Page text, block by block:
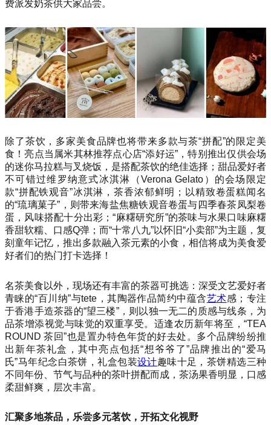
费派发奶茶供大家品尝。
除了茶饮，多家美食品牌也将带来多款与茶“拼配”的限定美
食！亮点当属米其林推荐点心店“添好运”，特别推出仅供会场
的迷你马拉糕与叉烧饭，是搭配茶饮的绝佳选择；甜品爱好者
不可错过维罗纳意式冰淇淋（Verona Gelato）的会场限定
款“拼配铁观音”冰淇淋，茶香浓郁鲜明；以精致卷蛋糕闻名
的“琉璃菓子”，则带来海盐焦糖铁观音卷蛋与四季春茶凤梨卷
蛋，风味搭配十分出彩；“麻糬研究所”的茶味与水果口味麻糬
香甜软糯、口感Q弹；而“十常八九”以怀旧“小卖部”为主题，复
刻童年记忆，推出多款融入茶元素的小食，相信将成为美食爱
好者们的热门打卡选择！
名茶美食以外，现场还有丰富的茶器可挑选：深受文艺爱好者
青睐的“百川纳”与tete，其陶器作品简约中蕴含艺术感；专注
于香港手造茶器的“望三楼”，则以独一无二的质感与线条，为
品茶增添视觉与味觉的双重享受。适逢农历新年将至，“TEA
ROUND 茶回”也是置办特色年货的好去处。多个品牌纷纷推
出新年茶礼盒，其中亮点包括“想爷爷了”品牌推出的“爱马
氏”马年纪念白茶饼，礼盒包装设计趣味十足，茶饼精选三种
不同年份、节气与品种的茶叶拼配而成，茶汤果香明显，口感
柔甜鲜爽，层次丰富。
汇聚多地茶品，乐尝多元茗饮，开拓文化视野